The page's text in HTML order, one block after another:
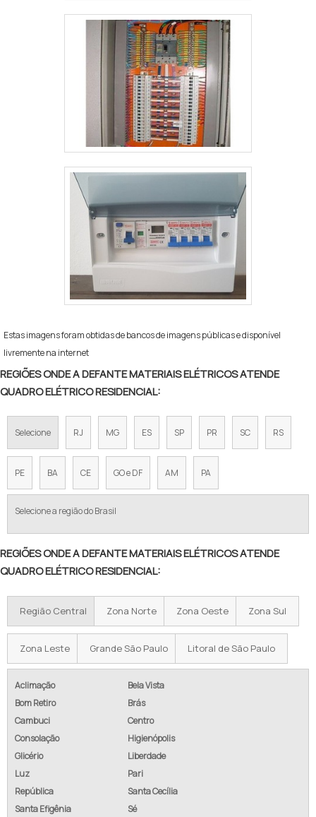
Estas imagens foram obtidas de bancos de imagens públicas e disponível
livremente na internet
REGIÕES ONDE A DEFANTE MATERIAIS ELÉTRICOS ATENDE
QUADRO ELÉTRICO RESIDENCIAL:
Selecione RJ MG ES SP PR SC RS
PE BA CE GO e DF AM PA
Selecione a região do Brasil
REGIÕES ONDE A DEFANTE MATERIAIS ELÉTRICOS ATENDE
QUADRO ELÉTRICO RESIDENCIAL:
Região Central Zona Norte Zona Oeste Zona Sul
Zona Leste Grande São Paulo Litoral de São Paulo
Aclimação
Bela Vista
Bom Retiro
Brás
Cambuci
Centro
Consolação
Higienópolis
Glicério
Liberdade
Luz
Pari
República
Santa Cecília
Santa Efigênia
Sé